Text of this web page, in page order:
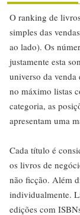
O ranking de
simples das
ao lado). Os
justamente esta
universo da
no máximo listas
categoria, as
apresentam uma
Cada título é
os livros de
não ficção. Além
individualmente.
edições com